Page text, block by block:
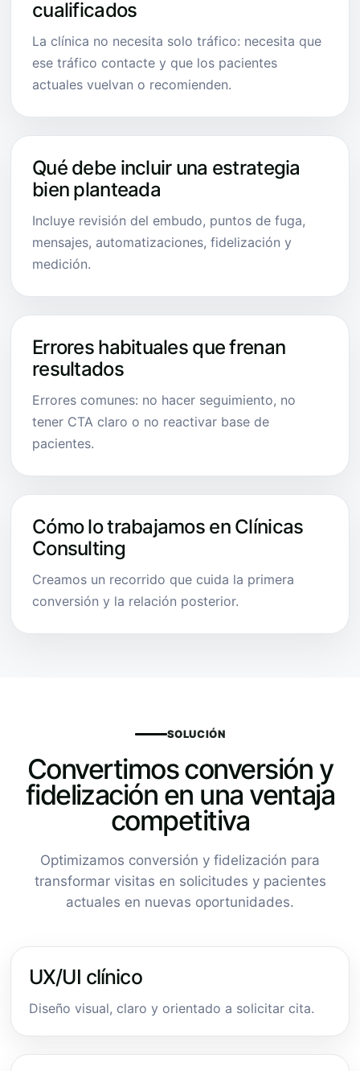
cualificados
La clínica no necesita solo tráfico: necesita que
ese tráfico contacte y que los pacientes
actuales vuelvan o recomienden.
Qué debe incluir una estrategia
bien planteada
Incluye revisión del embudo, puntos de fuga,
mensajes, automatizaciones, fidelización y
medición.
Errores habituales que frenan
resultados
Errores comunes: no hacer seguimiento, no
tener CTA claro o no reactivar base de
pacientes.
Cómo lo trabajamos en Clínicas
Consulting
Creamos un recorrido que cuida la primera
conversión y la relación posterior.
SOLUCIÓN
Convertimos conversión y
fidelización en una ventaja
competitiva
Optimizamos conversión y fidelización para
transformar visitas en solicitudes y pacientes
actuales en nuevas oportunidades.
UX/UI clínico
Diseño visual, claro y orientado a solicitar cita.